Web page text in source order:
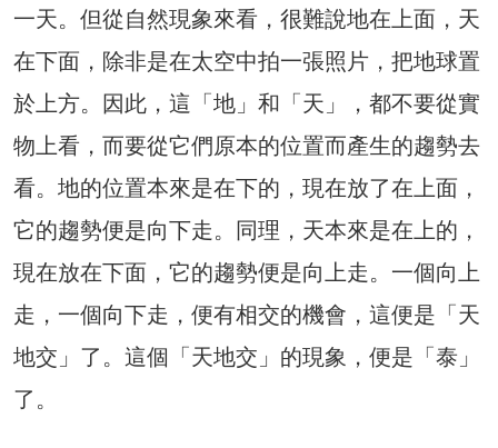
一天。但從自然現象來看，很難說地在上面，天
在下面，除非是在太空中拍一張照片，把地球置
於上方。因此，這「地」和「天」，都不要從實
物上看，而要從它們原本的位置而產生的趨勢去
看。地的位置本來是在下的，現在放了在上面，
它的趨勢便是向下走。同理，天本來是在上的，
現在放在下面，它的趨勢便是向上走。一個向上
走，一個向下走，便有相交的機會，這便是「天
地交」了。這個「天地交」的現象，便是「泰」
了。